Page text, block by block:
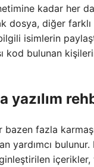
kadar her
dosya, diğer
isimlerin
kod bulunan
yazılım
fazla
yardımcı